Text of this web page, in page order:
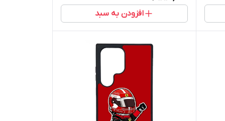
افزودن به سبد